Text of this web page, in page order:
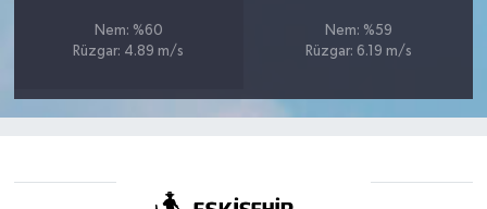
Nem: %60
Rüzgar: 4.89 m/s
Nem: %59
Rüzgar: 6.19 m/s